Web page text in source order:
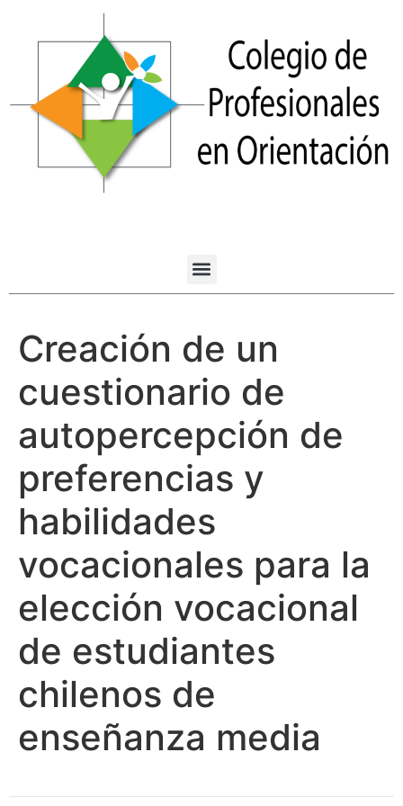
Creación de un
cuestionario de
autopercepción de
preferencias y
habilidades
vocacionales para la
elección vocacional
de estudiantes
chilenos de
enseñanza media